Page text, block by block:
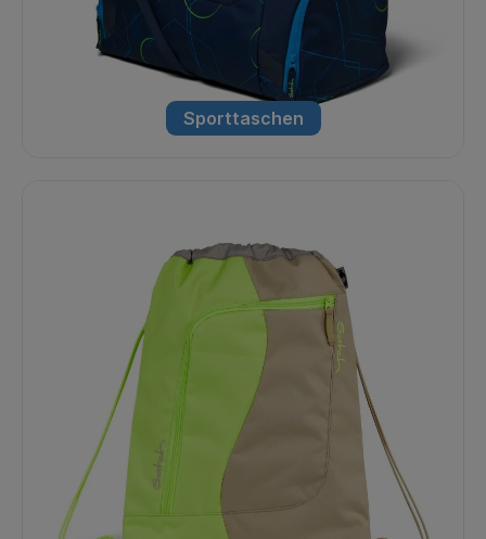
Sporttaschen